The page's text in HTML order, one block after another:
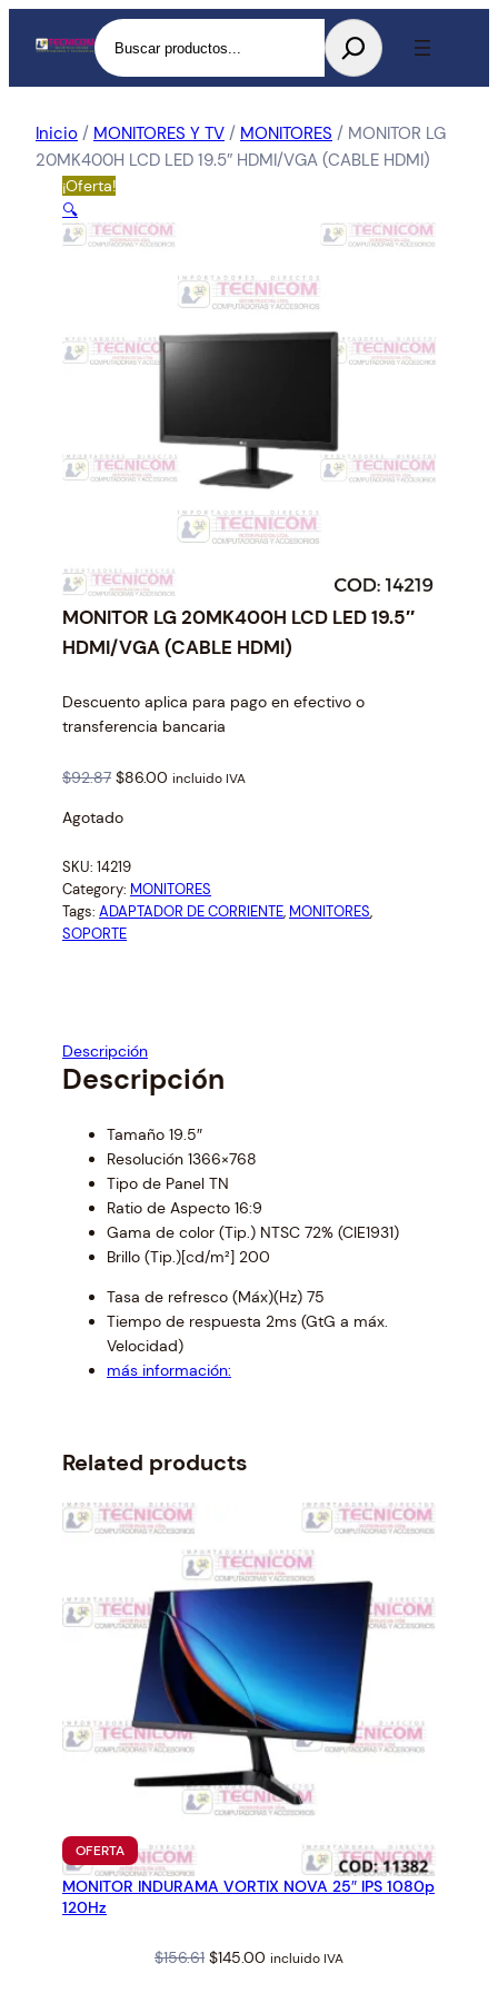
Buscar
Inicio / MONITORES Y TV / MONITORES / MONITOR LG
20MK400H LCD LED 19.5″ HDMI/VGA (CABLE HDMI)
¡Oferta!
🔍
MONITOR LG 20MK400H LCD LED 19.5″
HDMI/VGA (CABLE HDMI)
Descuento aplica para pago en efectivo o
transferencia bancaria
$92.87 O
i
i
n
a
l
c
e
w
s
:
$
9
2
.
8
7
.
$86.00 C
n
t
s
$
8
6
0
0
.
incluido IVA
Agotado
SKU: 14219
Category: MONITORES
Tags: ADAPTADOR DE CORRIENTE, MONITORES
SOPORTE
Descripción
Descripción
Tamaño 19.5″
Resolución 1366×768
Tipo de Panel TN
Ratio de Aspecto 16:9
Gama de color (Tip.) NTSC 72% (CIE1931)
Brillo (Tip.)[cd/m²] 200
Tasa de refresco (Máx)(Hz) 75
Tiempo de respuesta 2ms (GtG a máx.
Velocidad)
más información:
Related products
OFERTAPRODUCTO
EN
OFERTA
MONITOR INDURAMA VORTIX NOVA 25″ IPS 1080p
120Hz
$156.61 Original
$145.00 Current
incluido IVA